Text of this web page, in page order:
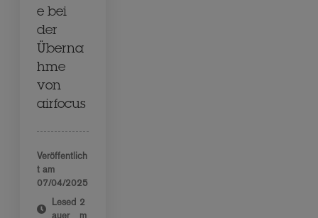
e bei
der
Überna
hme
von
airfocus
Veröffentlich
t am
07/04/2025
Lesed
auer
2
m